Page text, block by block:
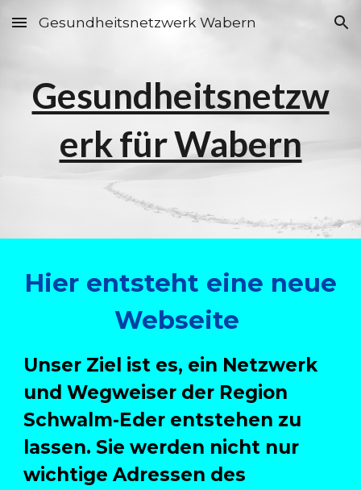
Skip to main content Skip to navigation
Gesundheitsnetzwerk Wabern
Gesundheitsnetzw
erk für Wabern
Hier entsteht eine neue
Webseite
Unser Ziel ist es, ein Netzwerk
und Wegweiser der Region
Schwalm-Eder entstehen zu
lassen. Sie werden nicht nur
wichtige Adressen des